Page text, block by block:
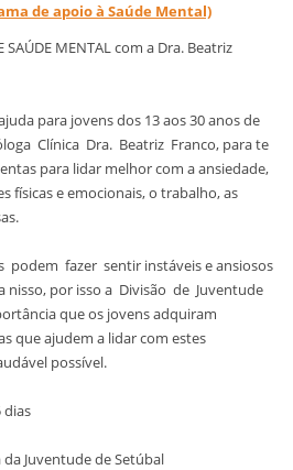
de apoio à Saúde Mental)
SAÚDE MENTAL com a Dra. Beatriz
para jovens dos 13 aos 30 anos de
Clínica Dra. Beatriz Franco, para te
para lidar melhor com a ansiedade,
físicas e emocionais, o trabalho, as
fazer sentir instáveis e ansiosos
nisso, por isso a Divisão de Juventude
que os jovens adquiram
que ajudem a lidar com estes
possível.
dias
Juventude de Setúbal